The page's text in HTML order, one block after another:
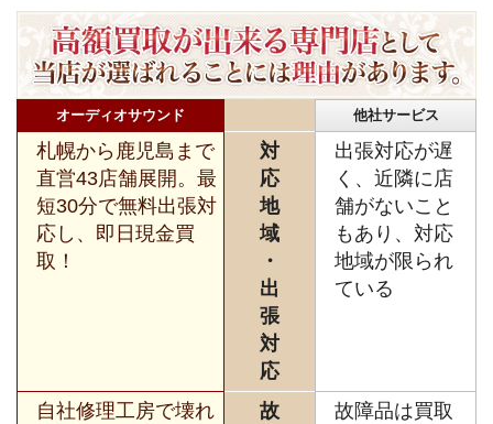
オーディオサウンド 他社サービス
札幌から鹿児島まで
直営43店舗展開。最
短30分で無料出張対
応し、即日現金買
取！
対
応
地
域
・
出
張
対
応
出張対応が遅
く、近隣に店
舗がないこと
もあり、対応
地域が限られ
ている
自社修理工房で壊れ
故
故障品は買取